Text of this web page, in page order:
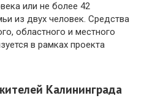
или не более 42
из двух человек. Средства
областного и местного
в рамках проекта
Калининграда